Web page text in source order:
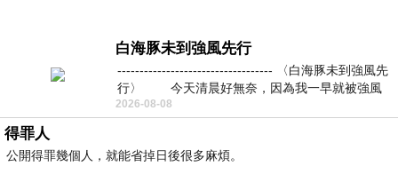
白海豚未到強風先行
----------------------------------- 〈白海豚未到強風先
行〉 今天清晨好無奈，因為我一早就被強風
2026-08-08
得罪人
公開得罪幾個人，就能省掉日後很多麻煩。